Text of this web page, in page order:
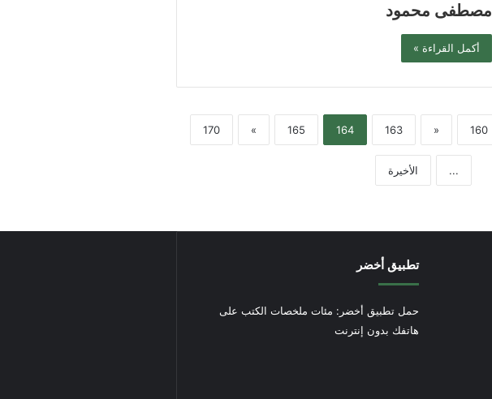
مصطفى محمود
أكمل القراءة »
160
«
163
164
165
»
170
... الأخيرة
تطبيق أخضر
حمل تطبيق أخضر: مئات ملخصات الكتب على
هاتفك بدون إنترنت